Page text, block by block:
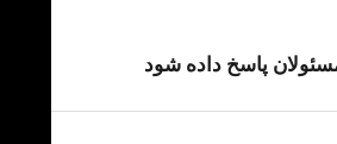
پاسخ داده شود